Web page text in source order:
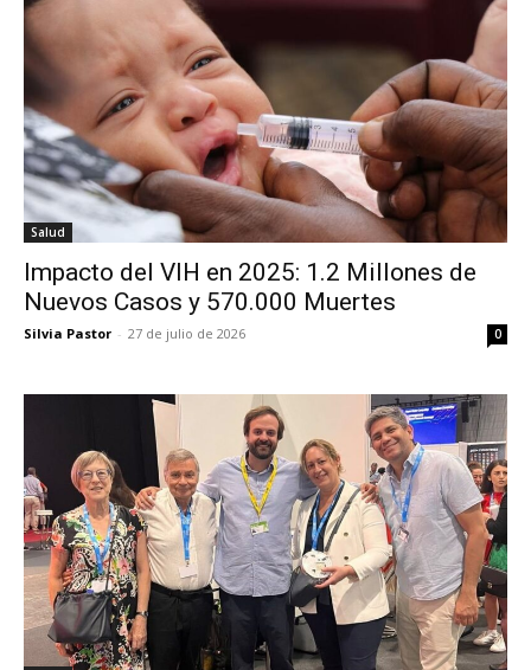
Salud
Impacto del VIH en 2025: 1.2 Millones de
Nuevos Casos y 570.000 Muertes
Silvia Pastor - 27 de julio de 2026 0